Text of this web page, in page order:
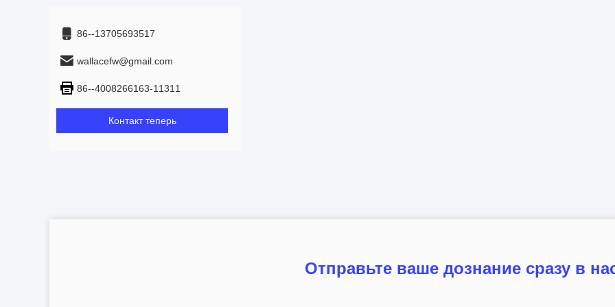
86--13705693517
wallacefw@gmail.com
86--4008266163-11311
Контакт теперь
Отправьте ваше дознание сразу в